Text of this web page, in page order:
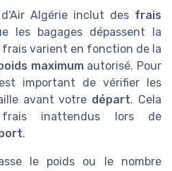
Algérie inclut des frais
les bagages dépassent la
frais varient en fonction de la
maximumautorisé. Pour
important de vérifier les
avant votre départ. Cela
inattendus lors de
.
le poids ou le nombre